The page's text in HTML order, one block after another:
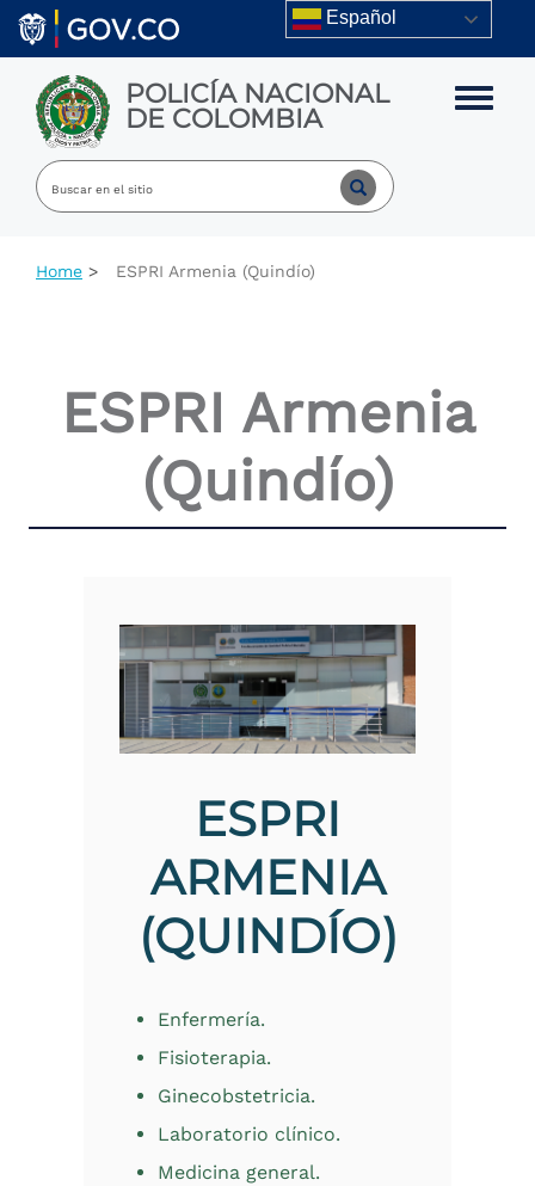
Skip to main content Español
POLICÍA NACIONAL
DE COLOMBIA Toggle
Home ESPRI Armenia (Quindío)
ESPRI Armenia
(Quindío)
ESPRI
ARMENIA
(QUINDÍO)
Enfermería.
Fisioterapia.
Ginecobstetricia.
Laboratorio clínico.
Medicina general.